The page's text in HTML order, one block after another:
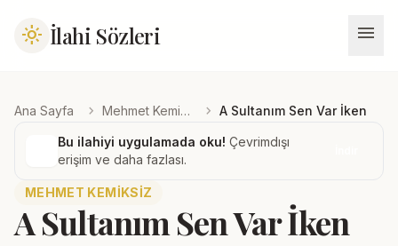
light_mode İlahi Sözleri menu
Ana Sayfa chevron_right Mehmet Kemiksiz chevron_right A Sultanım Sen Var İken
Bu ilahiyi uygulamada oku! Çevrimdışı
erişim ve daha fazlası.
MEHMET KEMIKSIZ
A Sultanım Sen Var İken